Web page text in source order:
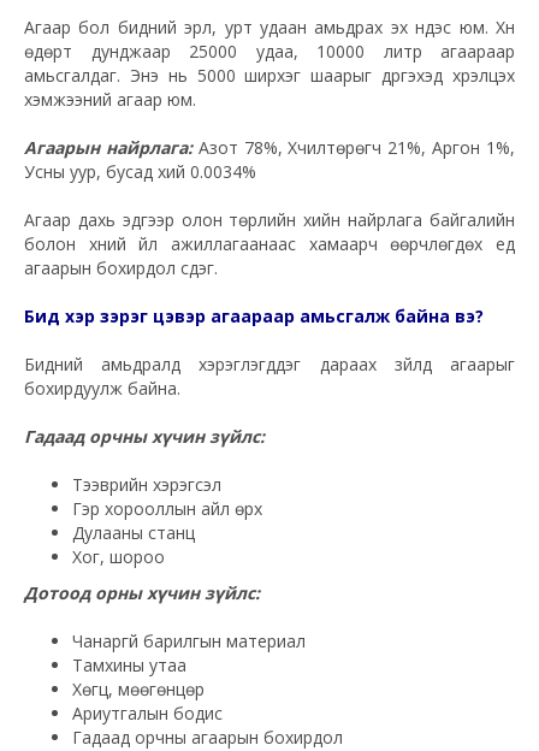
Агаар бол бидний эрүүл, урт удаан амьдрах эх үндэс юм. Хүн
өдөрт дунджаар 25000 удаа, 10000 литр агаараар
амьсгалдаг. Энэ нь 5000 ширхэг шаарыг дүүргэхэд хүрэлцэх
хэмжээний агаар юм.
Агаарын найрлага:Азот 78%, Хүчилтөрөгч 21%, Аргон 1%,
Усны уур, бусад хий 0.0034%
Агаар дахь эдгээр олон төрлийн хийн найрлага байгалийн
болон хүний үйл ажиллагаанаас хамаарч өөрчлөгдөх үед
агаарын бохирдол үүсдэг.
Бид хэр зэрэг цэвэр агаараар амьсгалж байна вэ?
Бидний амьдралд хэрэглэгддэг дараах зүйлүүд агаарыг
бохирдуулж байна.
Гадаад орчны хүчин зүйлс:
Тээврийн хэрэгсэл
Гэр хорооллын айл өрх
Дулааны станц
Хог, шороо
Дотоод орны хүчин зүйлс:
Чанаргүй барилгын материал
Тамхины утаа
Хөгц, мөөгөнцөр
Ариутгалын бодис
Гадаад орчны агаарын бохирдол